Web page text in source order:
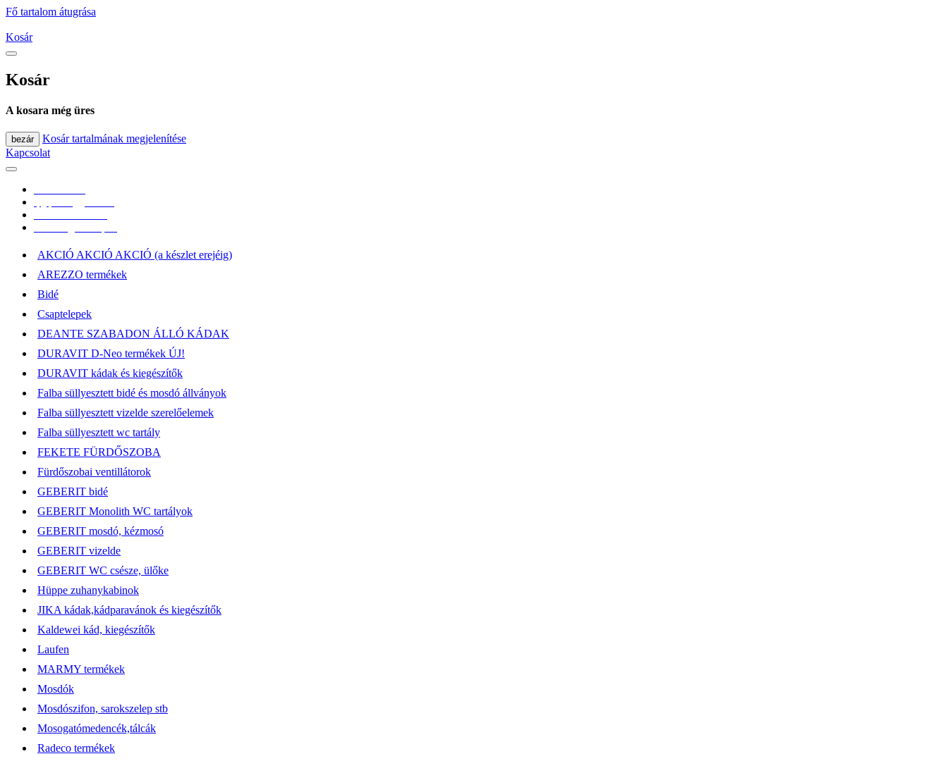
Fő tartalom átugrása
Kosár
Kosár
A kosara még üres
bezár
Kosár tartalmának megjelenítése
Kapcsolat
AKCIÓ AKCIÓ AKCIÓ (a készlet erejéig)
AREZZO termékek
Bidé
Csaptelepek
DEANTE SZABADON ÁLLÓ KÁDAK
DURAVIT D-Neo termékek ÚJ!
DURAVIT kádak és kiegészítők
Falba süllyesztett bidé és mosdó állványok
Falba süllyesztett vizelde szerelőelemek
Falba süllyesztett wc tartály
FEKETE FÜRDŐSZOBA
Fürdőszobai ventillátorok
GEBERIT bidé
GEBERIT Monolith WC tartályok
GEBERIT mosdó, kézmosó
GEBERIT vizelde
GEBERIT WC csésze, ülőke
Hüppe zuhanykabinok
JIKA kádak,kádparavánok és kiegészítők
Kaldewei kád, kiegészítők
Laufen
MARMY termékek
Mosdók
Mosdószifon, sarokszelep stb
Mosogatómedencék,tálcák
Radeco termékek